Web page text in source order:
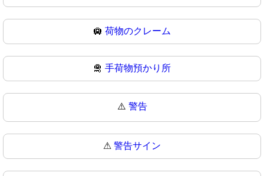
🛄 荷物のクレーム
🛅 手荷物預かり所
⚠️ 警告
⚠ 警告サイン